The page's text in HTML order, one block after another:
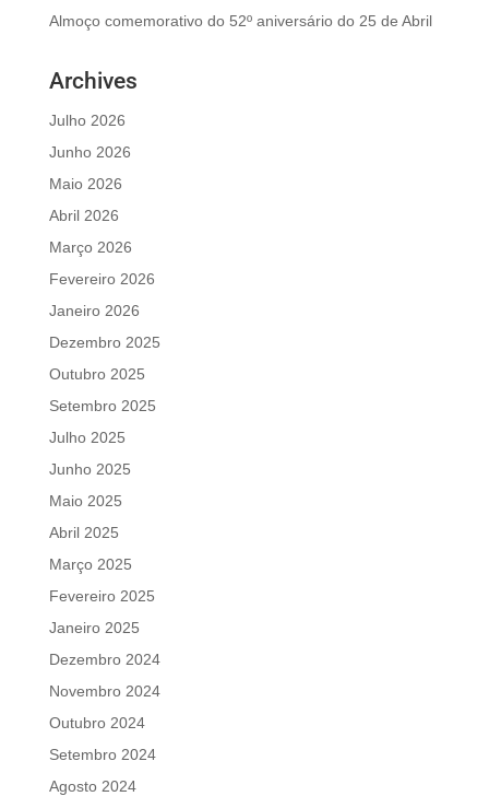
Almoço comemorativo do 52º aniversário do 25 de Abril
Archives
Julho 2026
Junho 2026
Maio 2026
Abril 2026
Março 2026
Fevereiro 2026
Janeiro 2026
Dezembro 2025
Outubro 2025
Setembro 2025
Julho 2025
Junho 2025
Maio 2025
Abril 2025
Março 2025
Fevereiro 2025
Janeiro 2025
Dezembro 2024
Novembro 2024
Outubro 2024
Setembro 2024
Agosto 2024